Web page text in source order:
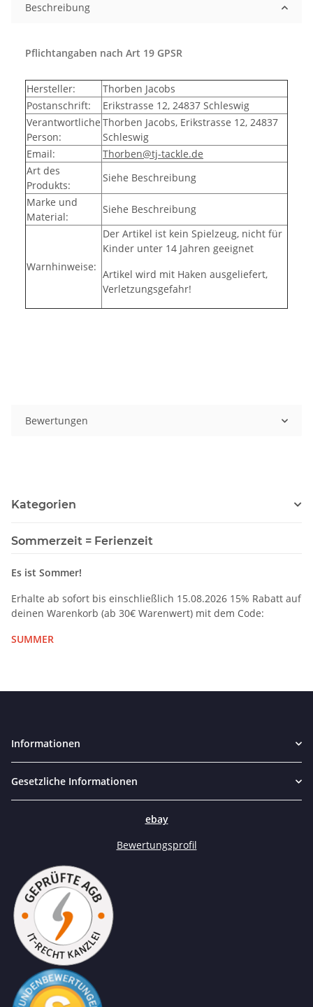
Beschreibung
Pflichtangaben nach Art 19 GPSR
Hersteller:
Thorben Jacobs
Postanschrift:
Erikstrasse 12, 24837 Schleswig
Verantwortliche
Person:
Thorben Jacobs, Erikstrasse 12, 24837
Schleswig
Email:
Thorben@tj-tackle.de
Art des
Produkts:
Siehe Beschreibung
Marke und
Material:
Siehe Beschreibung
Warnhinweise:
Der Artikel ist kein Spielzeug, nicht für
Kinder unter 14 Jahren geeignet
Artikel wird mit Haken ausgeliefert,
Verletzungsgefahr!
Bewertungen
Kategorien
Sommerzeit = Ferienzeit
Es ist Sommer!
Erhalte ab sofort bis einschließlich 15.08.2026 15% Rabatt auf
deinen Warenkorb (ab 30€ Warenwert) mit dem Code:
SUMMER
Informationen
Gesetzliche Informationen
ebay
Bewertungsprofil